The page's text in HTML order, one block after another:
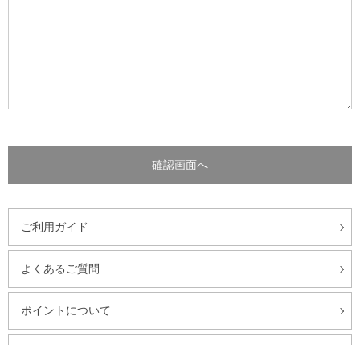
ご利用ガイド
よくあるご質問
ポイントについて